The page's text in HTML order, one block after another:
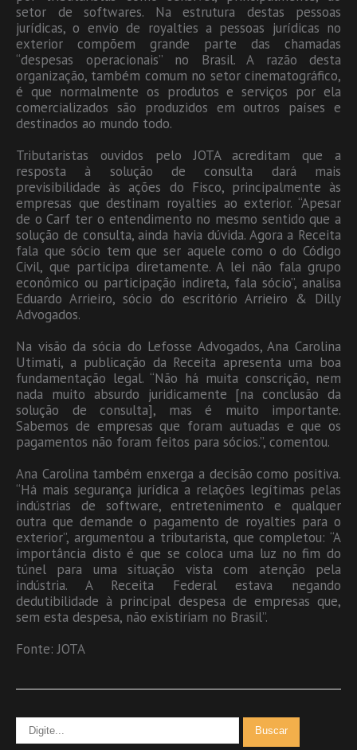
setor de softwares. Na estrutura destas pessoas
jurídicas, o envio de royalties a pessoas jurídicas no
exterior compõem grande parte das chamadas
“despesas operacionais” no Brasil. A razão desta
organização, também comum no setor cinematográfico,
é que normalmente os produtos e serviços por ela
comercializados são produzidos em outros países e
destinados ao mundo todo.
Tributaristas ouvidos pelo JOTA acreditam que a
resposta à solução de consulta dará mais
previsibilidade às ações do Fisco, principalmente às
empresas que destinam royalties ao exterior. “Apesar
de o Carf ter o entendimento no mesmo sentido que a
solução de consulta, ainda havia dúvida. Agora a Receita
fala que sócio tem que ser aquele como o do Código
Civil, que participa diretamente. A lei não fala grupo
econômico ou participação indireta, fala sócio”, analisa
Eduardo Arrieiro, sócio do escritório Arrieiro & Dilly
Advogados.
Na visão da sócia do Lefosse Advogados, Ana Carolina
Utimati, a publicação da Receita apresenta uma boa
fundamentação legal. “Não há muita conscrição, nem
nada muito absurdo juridicamente [na conclusão da
solução de consulta], mas é muito importante.
Sabemos de empresas que foram autuadas e que os
pagamentos não foram feitos para sócios.”, comentou.
Ana Carolina também enxerga a decisão como positiva.
“Há mais segurança jurídica a relações legítimas pelas
indústrias de software, entretenimento e qualquer
outra que demande o pagamento de royalties para o
exterior”, argumentou a tributarista, que completou: “A
importância disto é que se coloca uma luz no fim do
túnel para uma situação vista com atenção pela
indústria. A Receita Federal estava negando
dedutibilidade à principal despesa de empresas que,
sem esta despesa, não existiriam no Brasil”.
Fonte: JOTA